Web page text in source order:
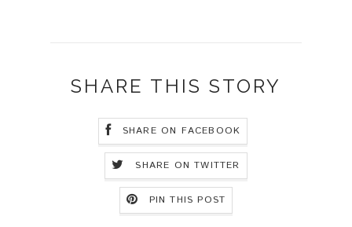
SHARE THIS STORY
SHARE ON FACEBOOK
SHARE ON TWITTER
PIN THIS POST